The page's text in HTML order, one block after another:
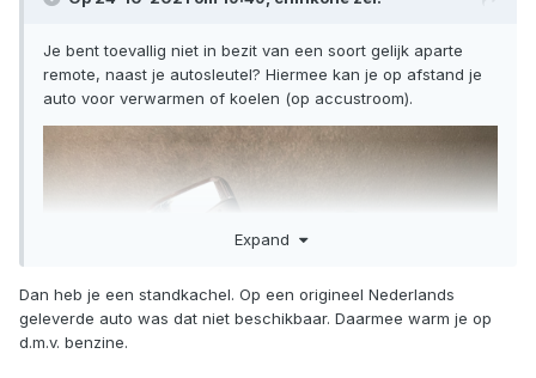
Je bent toevallig niet in bezit van een soort gelijk aparte
remote, naast je autosleutel? Hiermee kan je op afstand je
auto voor verwarmen of koelen (op accustroom).
Expand
Dan heb je een standkachel. Op een origineel Nederlands
geleverde auto was dat niet beschikbaar. Daarmee warm je op
d.m.v. benzine.